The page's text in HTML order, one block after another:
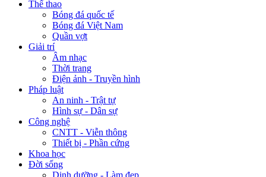
Thể thao
Bóng đá quốc tế
Bóng đá Việt Nam
Quần vợt
Giải trí
Âm nhạc
Thời trang
Điện ảnh - Truyền hình
Pháp luật
An ninh - Trật tự
Hình sự - Dân sự
Công nghệ
CNTT - Viễn thông
Thiết bị - Phần cứng
Khoa học
Đời sống
Dinh dưỡng - Làm đẹp